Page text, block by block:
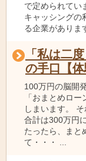
で定められてい
キャッシングの
る企業がありま
「私は二
の手口【体
100万円の脳開
「おまとめロ
しまいます。
合計は300万円
たったら、まと
て・・・ ...